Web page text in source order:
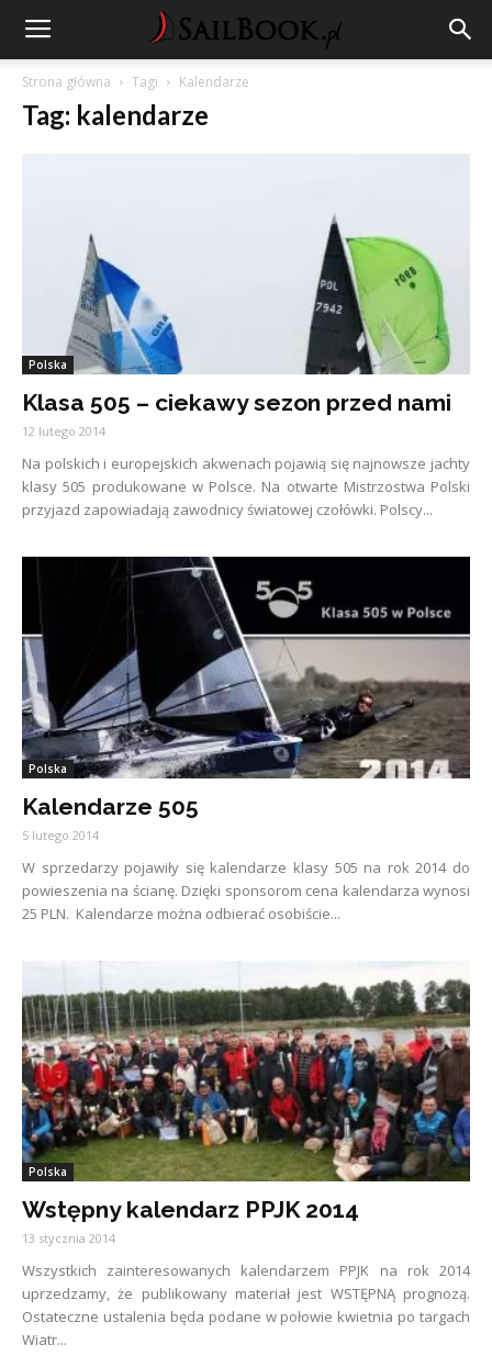
Strona główna Tagi Kalendarze
Tag: kalendarze
Polska
Klasa 505 – ciekawy sezon przed nami
12 lutego 2014
Na polskich i europejskich akwenach pojawią się najnowsze jachty
klasy 505 produkowane w Polsce. Na otwarte Mistrzostwa Polski
przyjazd zapowiadają zawodnicy światowej czołówki. Polscy...
Polska
Kalendarze 505
5 lutego 2014
W sprzedarzy pojawiły się kalendarze klasy 505 na rok 2014 do
powieszenia na ścianę. Dzięki sponsorom cena kalendarza wynosi
25 PLN. Kalendarze można odbierać osobiście...
Polska
Wstępny kalendarz PPJK 2014
13 stycznia 2014
Wszystkich zainteresowanych kalendarzem PPJK na rok 2014
uprzedzamy, że publikowany materiał jest WSTĘPNĄ prognozą.
Ostateczne ustalenia będa podane w połowie kwietnia po targach
Wiatr...